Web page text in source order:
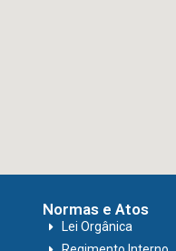
Normas e Atos
Lei Orgânica